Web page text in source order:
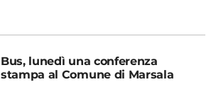
Bus, lunedì una conferenza
stampa al Comune di Marsala